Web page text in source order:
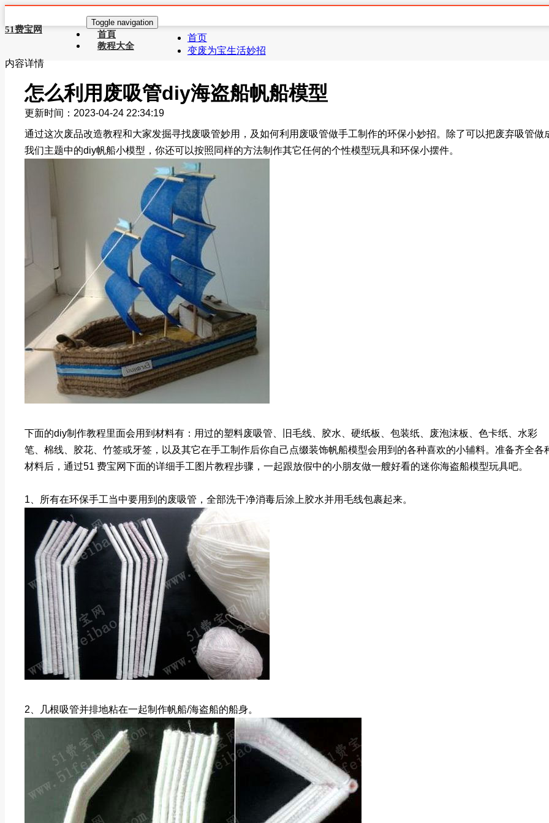
51费宝网
Toggle navigation
首頁
教程大全
首页
变废为宝生活妙招
内容详情
怎么利用废吸管diy海盗船帆船模型
更新时间：2023-04-24 22:34:19
通过这次废品改造教程和大家发掘寻找废吸管妙用，及如何利用废吸管做手工制作的环保小妙招。除了可以把废弃吸管做
我们主题中的diy帆船小模型，你还可以按照同样的方法制作其它任何的个性模型玩具和环保小摆件。
下面的diy制作教程里面会用到材料有：用过的塑料废吸管、旧毛线、胶水、硬纸板、包装纸、废泡沫板、色卡纸、水彩
笔、棉线、胶花、竹签或牙签，以及其它在手工制作后你自己点缀装饰帆船模型会用到的各种喜欢的小辅料。准备齐全各
材料后，通过51 费宝网下面的详细手工图片教程步骤，一起跟放假中的小朋友做一艘好看的迷你海盗船模型玩具吧。
1、所有在环保手工当中要用到的废吸管，全部洗干净消毒后涂上胶水并用毛线包裹起来。
2、几根吸管并排地粘在一起制作帆船/海盗船的船身。